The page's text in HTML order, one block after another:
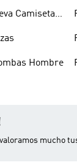
Camiseta
Hombre
mucho